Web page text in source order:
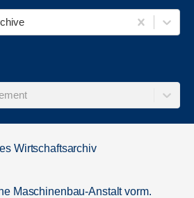
Wirtschaftsarchiv
Maschinenbau-Anstalt vorm.